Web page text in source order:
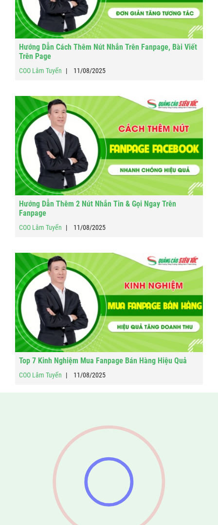
Hướng Dẫn Cách Thêm Nút Nhắn Trên Fanpage, Bài Viết
Trên Page
COO Lâm Tuyến 11/08/2025
Hướng Dẫn Thêm 2 Nút Nhắn Tin & Gọi Ngay Trên
Fanpage
COO Lâm Tuyến 11/08/2025
Top 7 Kinh Nghiệm Mua Fanpage Bán Hàng Hiệu Quả
COO Lâm Tuyến 11/08/2025